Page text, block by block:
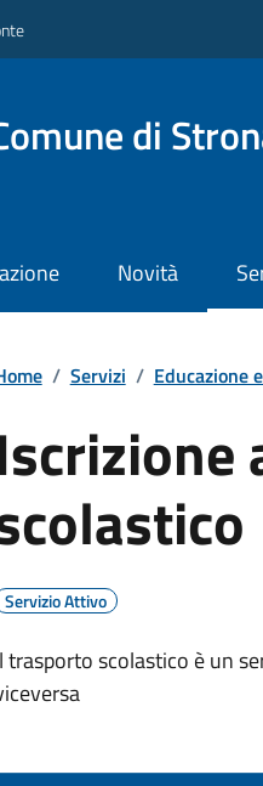
di
Novità
/ Servizi / Educazione
Servizio Attivo
trasporto scolastico è un